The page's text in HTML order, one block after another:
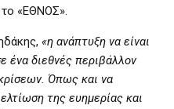
το «ΕΘΝΟΣ».
«η ανάπτυξη να είναι
ένα διεθνές περιβάλλον
Όπως και να
της ευημερίας και